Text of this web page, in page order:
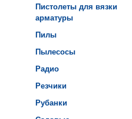
Пистолеты для вязки
арматуры
Пилы
Пылесосы
Радио
Резчики
Рубанки